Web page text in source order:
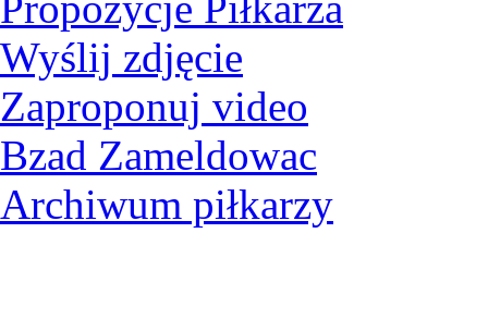
Wyślij zdjęcie
Zaproponuj video
Bzad Zameldowac
Archiwum piłkarzy